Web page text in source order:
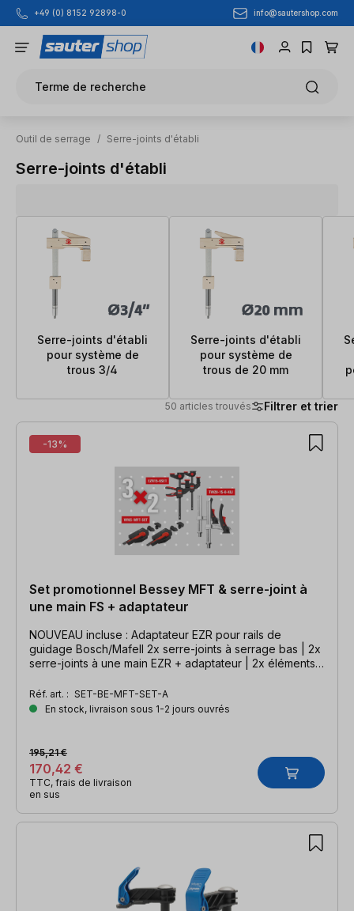
Passer au contenu principal
+49 (0) 8152 92898-0 info@sautershop.com
Terme de recherche
Outil de serrage / Serre-joints d'établi
Serre-joints d'établi
Serre-joints d'établi
pour système de
trous 3/4
Serre-joints d'établi
pour système de
trous de 20 mm
50 articles trouvés Filtrer et trier
50 articles trouvés
-13%
Set promotionnel Bessey MFT & serre-joint à
une main FS + adaptateur
NOUVEAU incluse : Adaptateur EZR pour rails de
guidage Bosch/Mafell 2x serre-joints à serrage bas | 2x
serre-joints à une main EZR + adaptateur | 2x éléments
Réf. art. : SET-BE-MFT-SET-A
En stock, livraison sous 1-2 jours ouvrés
170,42 €
195,21 €
TTC, frais de livraison
en sus